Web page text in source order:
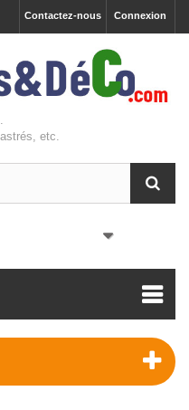
Connexion
Contactez-nous
etc.